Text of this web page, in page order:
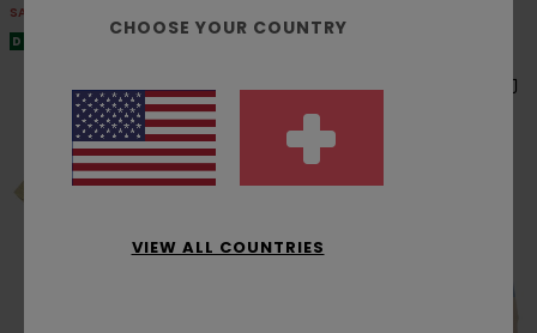
SALE
DOPPELTER RABATT EXTRA 25 %
CHOOSE YOUR COUNTRY
VIEW ALL COUNTRIES